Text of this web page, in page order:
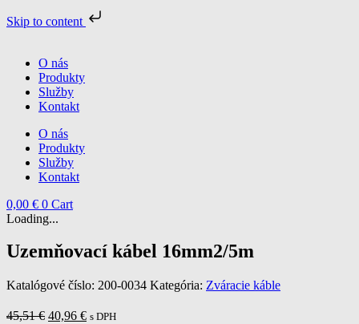
Skip to content
obsah
O nás
Produkty
Služby
Kontakt
O nás
Produkty
Služby
Kontakt
0,00 € 0 Cart
Loading...
Uzemňovací kábel 16mm2/5m
Katalógové číslo: 200-0034 Kategória: Zváracie káble
45,51€ Pôvodná
40,96 €Aktuálna
s DPH